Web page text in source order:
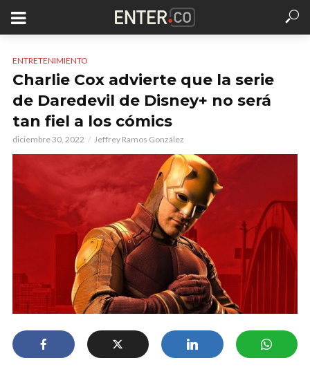
ENTRETENIMIENTO
Charlie Cox advierte que la serie
de Daredevil de Disney+ no será
tan fiel a los cómics
diciembre 30, 2022 Jeffrey Ramos González